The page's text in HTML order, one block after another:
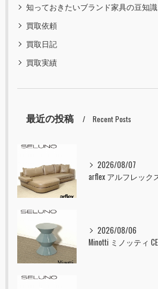
知っておきたいブランド家具の豆知識
買取依頼
買取日記
買取実績
最近の投稿 Recent Posts
2026/08/07
2026/08/06